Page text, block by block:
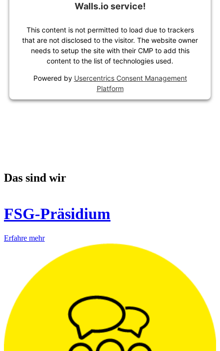
Walls.io service!
This content is not permitted to load due to trackers
that are not disclosed to the visitor. The website owner
needs to setup the site with their CMP to add this
content to the list of technologies used.
Powered by Usercentrics Consent Management
Platform
Das sind wir
FSG-Präsidium
Erfahre mehr